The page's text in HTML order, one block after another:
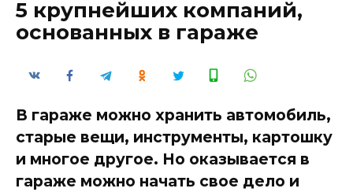
5 крупнейших компаний,
основанных в гараже
В гараже можно хранить автомобиль,
старые вещи, инструменты, картошку
и многое другое. Но оказывается в
гараже можно начать свое дело и